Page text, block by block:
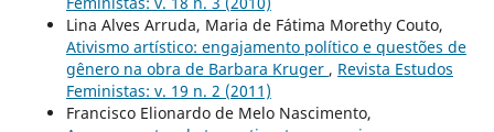
Lina Alves Arruda, Maria de Fátima Morethy Couto,
Ativismo artístico: engajamento político e questões de
gênero na obra de Barbara Kruger , Revista Estudos
Feministas: v. 19 n. 2 (2011)
Francisco Elionardo de Melo Nascimento,